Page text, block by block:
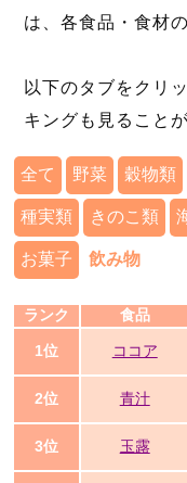
は、各食品・食材
以下のタブをクリ
キングも見ること
全て 野菜 穀物類
種実類 きのこ類
お菓子 飲み物
ランク 食品
1位 ココア
2位 青汁
3位 玉露